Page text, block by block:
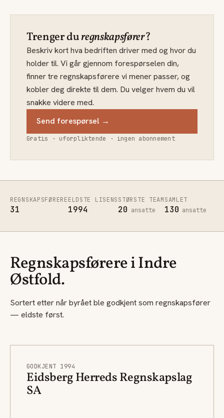
Trenger duregnskapsfører?
Beskriv kort hva bedriften driver med og hvor du
holder til. Vi går gjennom forespørselen din,
finner tre regnskapsførere vi mener passer, og
kobler deg direkte til dem. Du velger hvem du vil
snakke videre med.
Send forespørsel →
Gratis · uforpliktende · ingen abonnement
REGNSKAPSFØRERE
31
ELDSTE LISENS
1994
STØRSTE TEAM
20 ansatte
SAMLET
130 ansatte
Regnskapsførere i Indre
Østfold.
Sortert etter når byrået ble godkjent som regnskapsfører
— eldste først.
GODKJENT 1994
Eidsberg Herreds Regnskapslag
SA